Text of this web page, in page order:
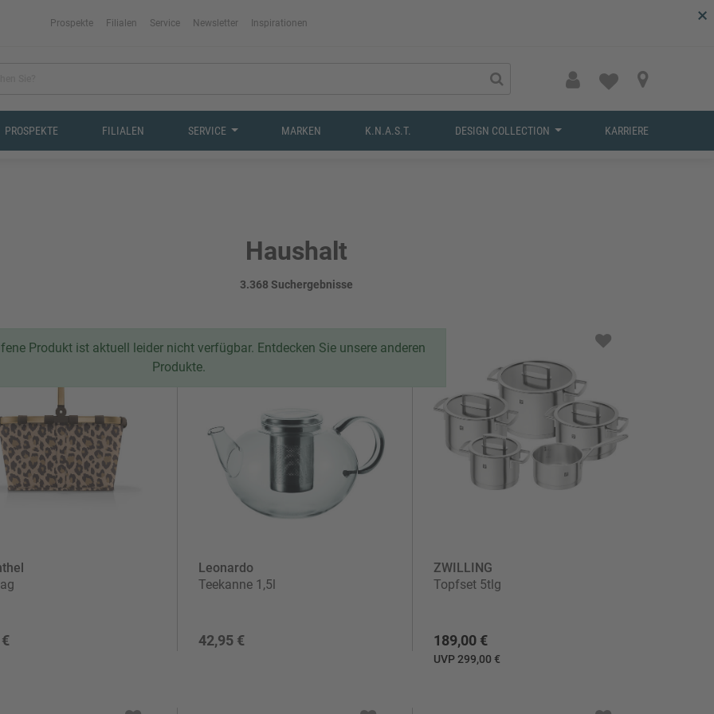
×
Prospekte Filialen Service Newsletter Inspirationen
PROSPEKTE FILIALEN SERVICE MARKEN K.N.A.S.T. DESIGN COLLECTION KARRIERE
Haushalt
3.368 Suchergebnisse
Leonardo
Teekanne 1,5l
42,95 €
ZWILLING
Topfset 5tlg
189,00 €
UVP 299,00 €
Produkt ist aktuell leider nicht verfügbar. Entdecken Sie unsere anderen
Produkte.